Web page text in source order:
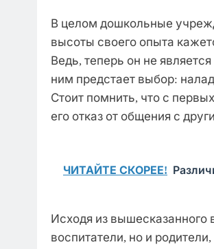
В целом дошкольные
высоты своего опыта
Ведь, теперь он не
ним предстает выбор:
Стоит помнить, что с
его отказ от общения с
ЧИТАЙТЕ СКОРЕЕ!
Исходя из вышесказанного
воспитатели, но и